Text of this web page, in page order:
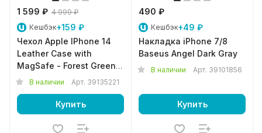
1 599 ₽ 4 999 ₽
Кешбэк+159 ₽
Чехол Apple IPhone 14
Leather Case with
MagSafe - Forest Green
MPP53ZM/A
В наличии Арт. 39135221
Купить
490 ₽
Кешбэк+49 ₽
Накладка iPhone 7/8
Baseus Angel Dark Gray
В наличии Арт. 39101856
Купить